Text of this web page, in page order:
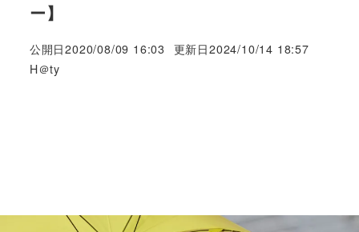
ー】
公開日2020/08/09 16:03 更新日2024/10/14 18:57
著
H＠ty